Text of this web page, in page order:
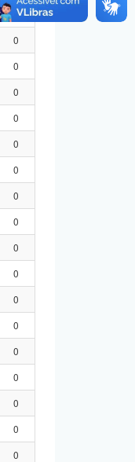
0
0
0
0
0
0
0
0
0
0
0
0
0
0
0
0
0
0